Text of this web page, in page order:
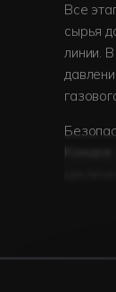
Все
сырья
линии.
Каждое